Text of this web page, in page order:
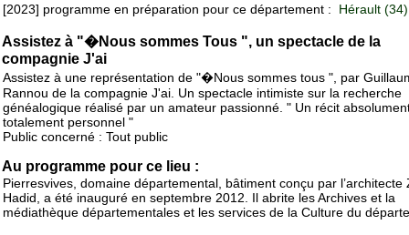
[2023] programme en préparation pour ce département : Hérault (34)
Assistez à "�Nous sommes Tous ", un spectacle de la
compagnie J'ai
Assistez à une représentation de "�Nous sommes tous ", par
Rannou de la compagnie J'ai. Un spectacle intimiste sur la recherche
généalogique réalisé par un amateur passionné. " Un récit
totalement personnel "
Public concerné : Tout public
Au programme pour ce lieu :
Pierresvives, domaine départemental, bâtiment conçu par l’architecte
Hadid, a été inauguré en septembre 2012. Il abrite les Archives et la
médiathèque départementales et les services de la Culture du